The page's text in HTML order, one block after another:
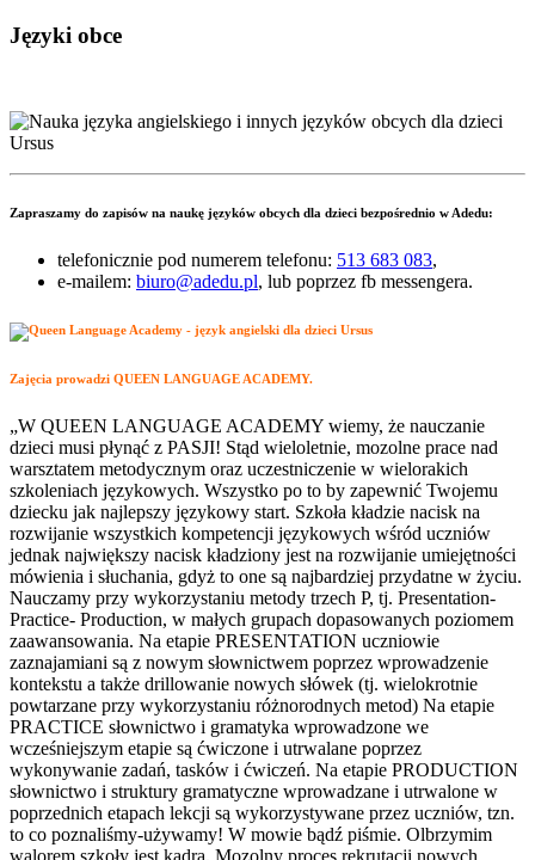
Języki obce
Zapraszamy do zapisów na naukę języków obcych dla dzieci bezpośrednio w Adedu:
telefonicznie pod numerem telefonu: 513 683 083,
e-mailem: biuro@adedu.pl, lub poprzez fb messengera.
Zajęcia prowadzi QUEEN LANGUAGE ACADEMY.
„W QUEEN LANGUAGE ACADEMY wiemy, że nauczanie
dzieci musi płynąć z PASJI! Stąd wieloletnie, mozolne prace nad
warsztatem metodycznym oraz uczestniczenie w wielorakich
szkoleniach językowych. Wszystko po to by zapewnić Twojemu
dziecku jak najlepszy językowy start. Szkoła kładzie nacisk na
rozwijanie wszystkich kompetencji językowych wśród uczniów
jednak największy nacisk kładziony jest na rozwijanie umiejętności
mówienia i słuchania, gdyż to one są najbardziej przydatne w życiu.
Nauczamy przy wykorzystaniu metody trzech P, tj. Presentation-
Practice- Production, w małych grupach dopasowanych poziomem
zaawansowania. Na etapie PRESENTATION uczniowie
zaznajamiani są z nowym słownictwem poprzez wprowadzenie
kontekstu a także drillowanie nowych słówek (tj. wielokrotnie
powtarzane przy wykorzystaniu różnorodnych metod) Na etapie
PRACTICE słownictwo i gramatyka wprowadzone we
wcześniejszym etapie są ćwiczone i utrwalane poprzez
wykonywanie zadań, tasków i ćwiczeń. Na etapie PRODUCTION
słownictwo i struktury gramatyczne wprowadzane i utrwalone w
poprzednich etapach lekcji są wykorzystywane przez uczniów, tzn.
to co poznaliśmy-używamy! W mowie bądź piśmie. Olbrzymim